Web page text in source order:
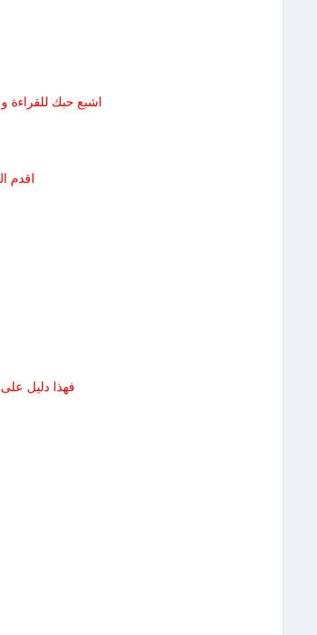
اشبع حبك للقراءة
اقدم
فهذا دليل